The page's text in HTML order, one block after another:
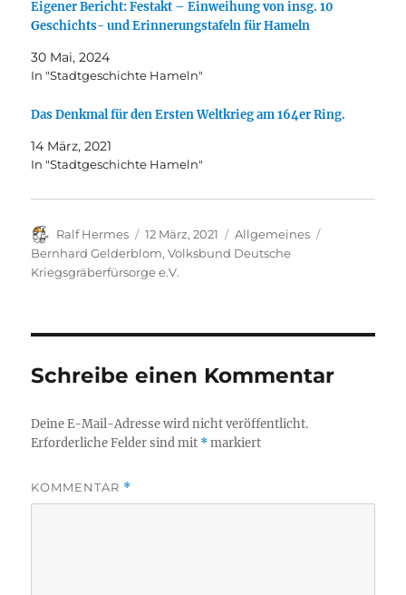
Eigener Bericht: Festakt – Einweihung von insg. 10
Geschichts- und Erinnerungstafeln für Hameln
30 Mai, 2024
In "Stadtgeschichte Hameln"
Das Denkmal für den Ersten Weltkrieg am 164er Ring.
14 März, 2021
In "Stadtgeschichte Hameln"
Autor
Ralf Hermes
Veröffentlicht
am
12 März, 2021 Kategorien
Allgemeines
Bernhard Gelderblom,Volksbund Deutsche
Kriegsgräberfürsorge e.V.
Schreibe einen Kommentar
Deine E-Mail-Adresse wird nicht veröffentlicht.
Erforderliche Felder sind mit *markiert
KOMMENTAR *